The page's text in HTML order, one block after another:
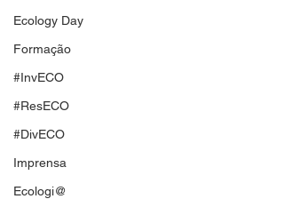
Ecology Day
Formação
#InvECO
#ResECO
#DivECO
Imprensa
Ecologi@